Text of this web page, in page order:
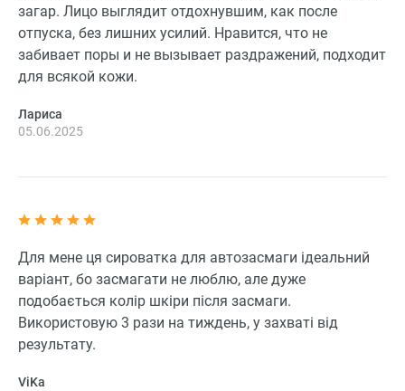
загар. Лицо выглядит отдохнувшим, как после
отпуска, без лишних усилий. Нравится, что не
забивает поры и не вызывает раздражений, подходит
для всякой кожи.
Лариса
05.06.2025
Для мене ця сироватка для автозасмаги ідеальний
варіант, бо засмагати не люблю, але дуже
подобається колір шкіри після засмаги.
Використовую 3 рази на тиждень, у захваті від
результату.
ViKa